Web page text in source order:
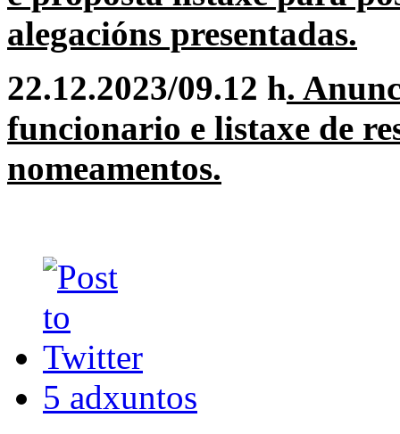
alegacións presentadas.
22.12.2023/09.12 h.
funcionario e listaxe de
nomeamentos.
5 adxuntos